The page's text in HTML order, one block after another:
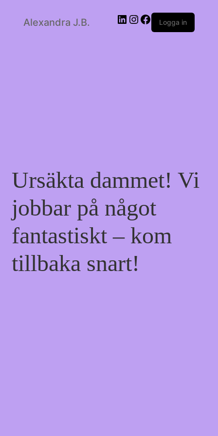
Alexandra J.B. LinkedIn
Instagram
Facebook
Logga in
Ursäkta dammet! Vi
jobbar på något
fantastiskt – kom
tillbaka snart!